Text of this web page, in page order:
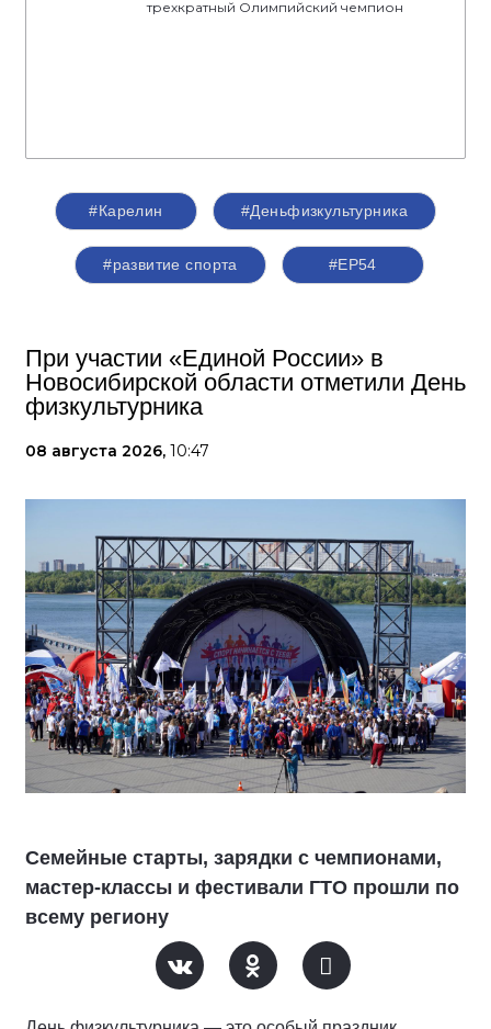
трехкратный Олимпийский чемпион
#Карелин #Деньфизкультурника
#развитие спорта #ЕР54
При участии «Единой России» в
Новосибирской области отметили День
физкультурника
08 августа 2026, 10:47
Семейные старты, зарядки с чемпионами,
мастер-классы и фестивали ГТО прошли по
всему региону